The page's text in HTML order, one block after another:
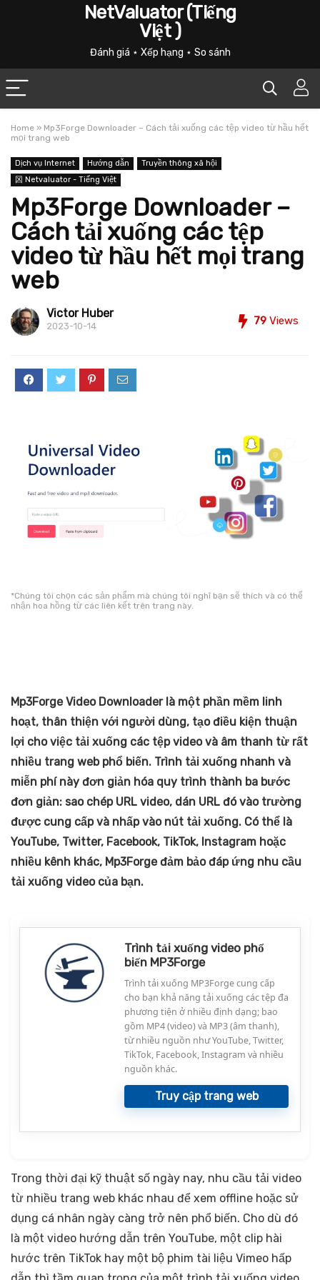
NetValuator (Tiếng
Việt )
Đánh giá ⋆ Xếp hạng ⋆ So sánh
Home » Mp3Forge Downloader – Cách tải xuống các tệp video từ hầu hết
mọi trang web
Dịch vụ Internet Hướng dẫn
Truyền thông xã hội
龱 Netvaluator - Tiếng Việt
Mp3Forge Downloader –
Cách tải xuống các tệp
video từ hầu hết mọi trang
web
Victor Huber
2023-10-14 79 Views
*Chúng tôi chọn các sản phẩm mà chúng tôi nghĩ bạn sẽ thích và có thể
nhận hoa hồng từ các liên kết trên trang này.
Mp3Forge Video Downloader là một phần mềm linh
hoạt, thân thiện với người dùng, tạo điều kiện thuận
lợi cho việc tải xuống các tệp video và âm thanh từ rất
nhiều trang web phổ biến. Trình tải xuống nhanh và
miễn phí này đơn giản hóa quy trình thành ba bước
đơn giản: sao chép URL video, dán URL đó vào trường
được cung cấp và nhấp vào nút tải xuống. Có thể là
YouTube, Twitter, Facebook, TikTok, Instagram hoặc
nhiều kênh khác, Mp3Forge đảm bảo đáp ứng nhu cầu
tải xuống video của bạn.
Trình tải xuống video phổ
biến MP3Forge
Trình tải xuống MP3Forge cung cấp
cho bạn khả năng tải xuống các tệp đa
phương tiện ở nhiều định dạng; bao
gồm MP4 (video) và MP3 (âm thanh),
từ nhiều nguồn như YouTube, Twitter,
TikTok, Facebook, Instagram và nhiều
nguồn khác.
Truy cập trang web
Trong thời đại kỹ thuật số ngày nay, nhu cầu tải video
từ nhiều trang web khác nhau để xem offline hoặc sử
dụng cá nhân ngày càng trở nên phổ biến. Cho dù đó
là một video hướng dẫn trên YouTube, một clip hài
hước trên TikTok hay một bộ phim tài liệu Vimeo hấp